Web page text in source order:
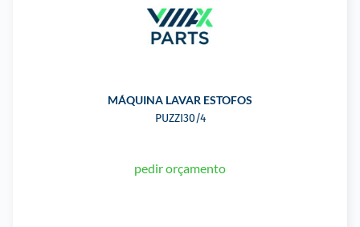
MÁQUINA LAVAR ESTOFOS
PUZZI30/4
pedir orçamento